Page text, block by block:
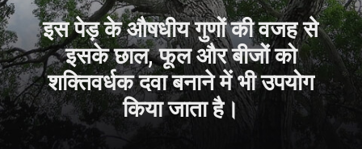
इस पेड़ के औषधीय गुणों की वजह से
इसके छाल, फूल और बीजों को
शक्तिवर्धक दवा बनाने में भी उपयोग
किया जाता है।